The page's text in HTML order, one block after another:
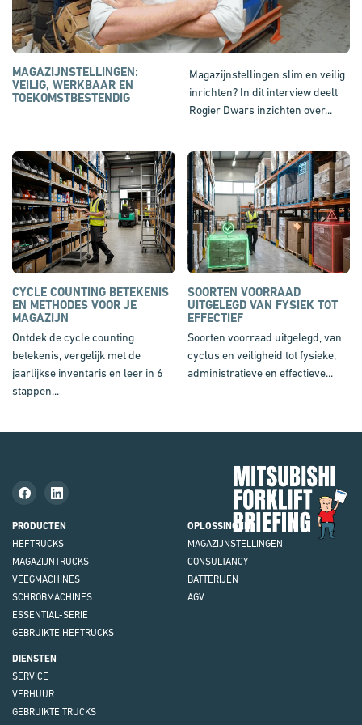
MAGAZIJNSTELLINGEN:
VEILIG, WERKBAAR EN
TOEKOMSTBESTENDIG
Magazijnstellingen slim en veilig
inrichten? In dit interview deelt
Rogier Dwars inzichten over...
CYCLE COUNTING BETEKENIS
EN METHODES VOOR JE
MAGAZIJN
Ontdek de cycle counting
betekenis, vergelijk met de
jaarlijkse inventaris en leer in 6
stappen...
SOORTEN VOORRAAD
UITGELEGD VAN FYSIEK TOT
EFFECTIEF
Soorten voorraad uitgelegd, van
cyclus en veiligheid tot fysieke,
administratieve en effectieve...
PRODUCTEN
HEFTRUCKS
MAGAZIJNTRUCKS
VEEGMACHINES
SCHROBMACHINES
ESSENTIAL-SERIE
GEBRUIKTE HEFTRUCKS
OPLOSSINGEN
MAGAZIJNSTELLINGEN
CONSULTANCY
BATTERIJEN
AGV
DIENSTEN
SERVICE
VERHUUR
GEBRUIKTE TRUCKS